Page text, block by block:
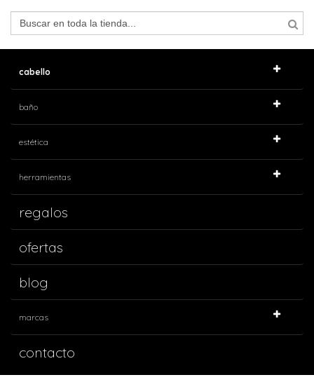
cabello
baño
estética
herramientas
regalos
ofertas
blog
marcas
contacto